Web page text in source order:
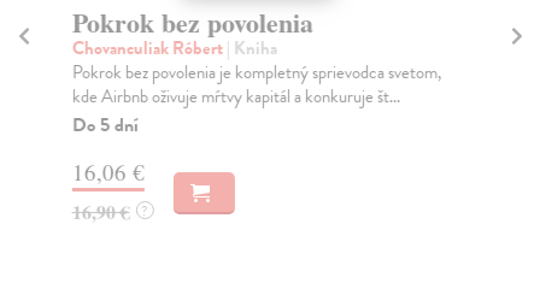
Pokrok bez povolenia
Chovanculiak Róbert| Kniha
Pokrok bez povolenia je kompletný sprievodca svetom,
kde Airbnb oživuje mŕtvy kapitál a konkuruje št...
Do 5 dní
16,06 €
16,90 € ?